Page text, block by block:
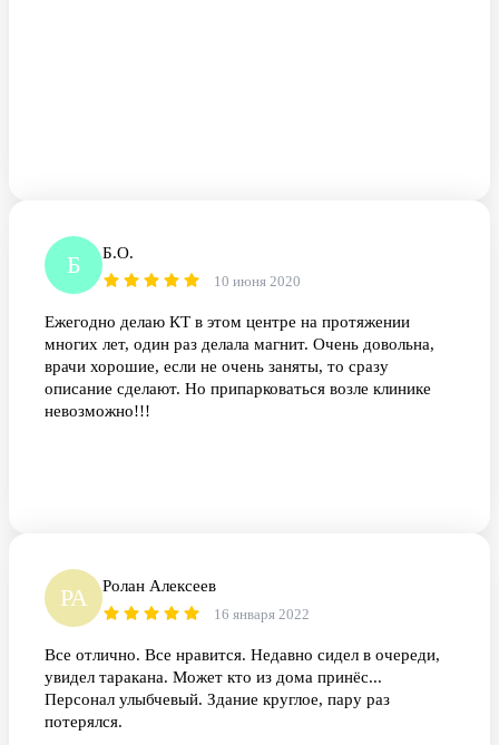
Б Б.О.
10 июня 2020
Ежегодно делаю КТ в этом центре на протяжении
многих лет, один раз делала магнит. Очень довольна,
врачи хорошие, если не очень заняты, то сразу
описание сделают. Но припарковаться возле клинике
невозможно!!!
РА Ролан Алексеев
16 января 2022
Все отлично. Все нравится. Недавно сидел в очереди,
увидел таракана. Может кто из дома принёс...
Персонал улыбчевый. Здание круглое, пару раз
потерялся.